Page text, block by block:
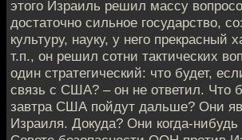
этого Израиль решил массу
достаточно сильное государство,
культуру, науку, у него прекрасный
т.п., он решил сотни тактических
один стратегический: что будет,
связь с США? – он не ответил. Что
завтра США пойдут дальше? Они
Израиля. Докуда? Они когда-нибудь